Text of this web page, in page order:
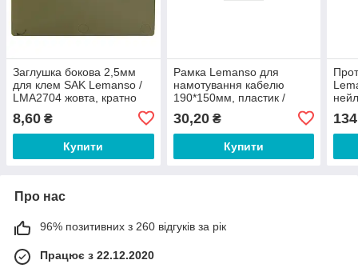
Заглушка бокова 2,5мм
для клем SAK Lemanso /
LMA2704 жовта, кратно
8,60 ₴
Купити
Рамка Lemanso для
намотування кабелю
190*150мм, пластик /
30,20₴
Купити
Про нас
96% позитивних з 260 відгуків за рік
Працює з 22.12.2020